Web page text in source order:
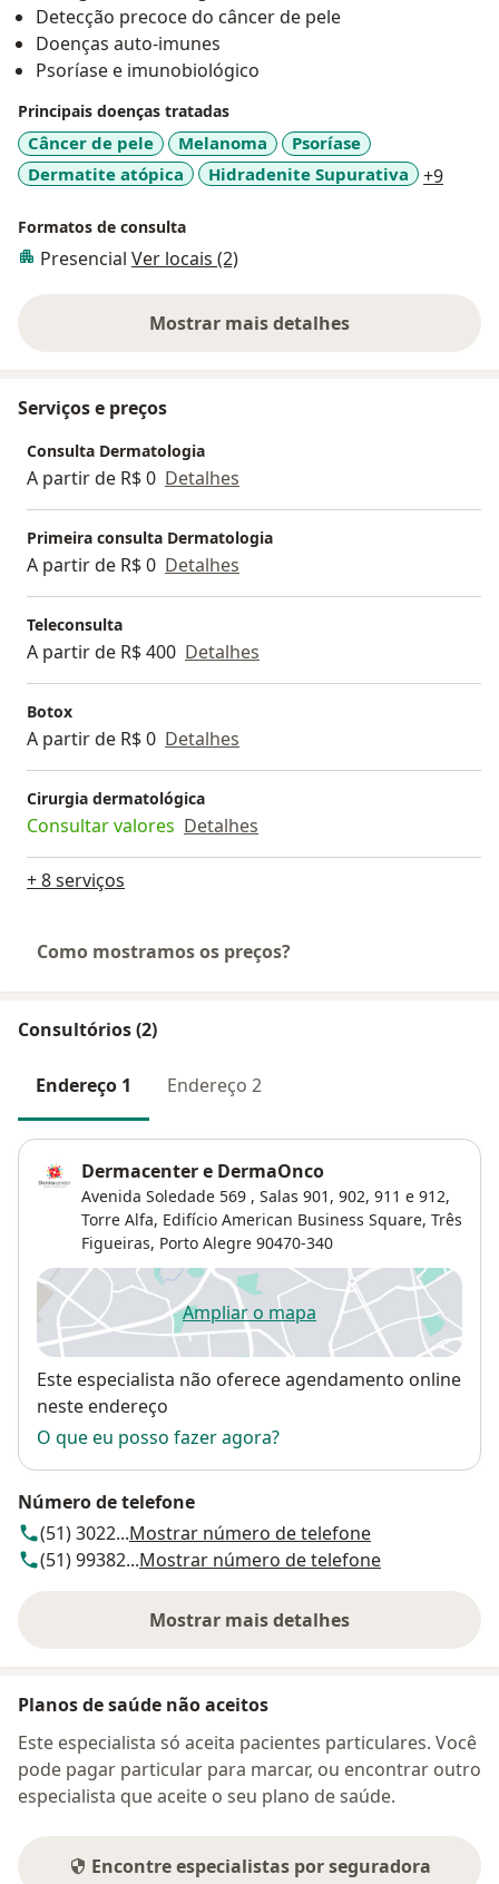
Detecção precoce do câncer de pele
Doenças auto-imunes
Psoríase e imunobiológico
Principais doenças tratadas
Câncer de pele Melanoma
Psoríase
Dermatite atópica
Hidradenite Supurativa +9
Formatos de consulta
Presencial Ver locais (2)
Mostrar mais detalhes
sobre a experiência
Serviços e preços
Consulta Dermatologia
A partir de R$ 0 Detalhes
Primeira consulta Dermatologia
A partir de R$ 0 Detalhes
Teleconsulta
A partir de R$ 400 Detalhes
Botox
A partir de R$ 0 Detalhes
Cirurgia dermatológica
Consultar valores Detalhes
+ 8 serviços
Como mostramos os preços?
Consultórios (2)
Endereço 1 Endereço 2
Dermacenter e DermaOnco
Avenida Soledade 569 , Salas 901, 902, 911 e 912,
Torre Alfa, Edifício American Business Square, Três
Figueiras, Porto Alegre 90470-340
Ampliar o mapaabre num novo separador
Disponibilidade
Este especialista não oferece agendamento online
neste endereço
O que eu posso fazer agora?
Número de telefone
(51) 3022...Mostrar número de telefone
(51) 99382...Mostrar número de telefone
Mostrar mais detalhes
sobre o endereço
Planos de saúde não aceitos
Este especialista só aceita pacientes particulares. Você
pode pagar particular para marcar, ou encontrar outro
especialista que aceite o seu plano de saúde.
Encontre especialistas por seguradora